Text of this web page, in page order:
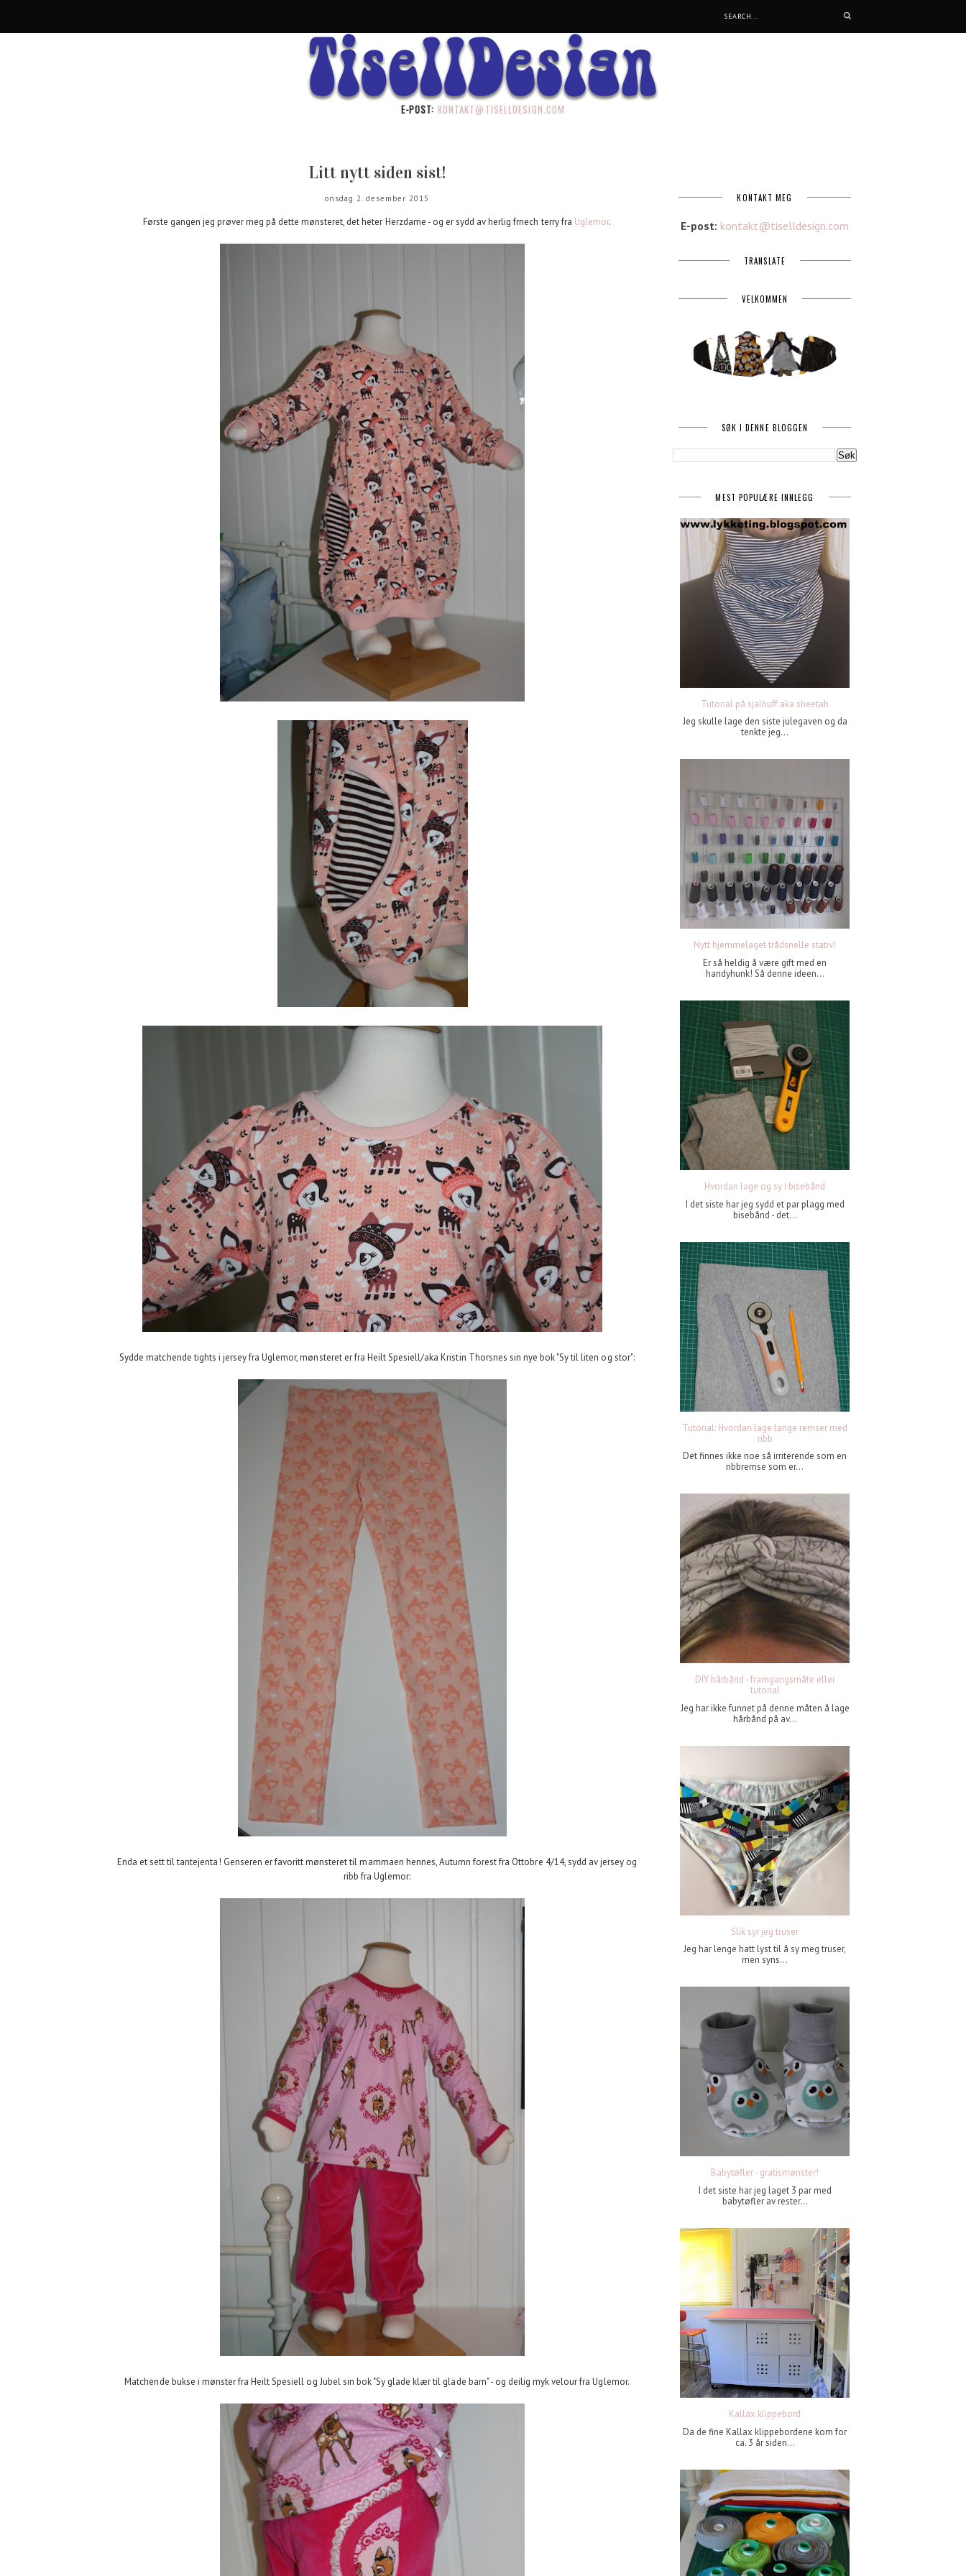
E-POST: KONTAKT@TISELLDESIGN.COM
Litt nytt siden sist!
onsdag 2. desember 2015
Første gangen jeg prøver meg på dette mønsteret, det heter Herzdame - og er sydd av herlig frnech terry fra Uglemor.
Sydde matchende tights i jersey fra Uglemor, mønsteret er fra Heilt Spesiell/aka Kristin Thorsnes sin nye bok "Sy til liten og stor":
Enda et sett til tantejenta! Genseren er favoritt mønsteret til mammaen hennes, Autumn forest fra Ottobre 4/14, sydd av jersey og
ribb fra Uglemor:
Matchende bukse i mønster fra Heilt Spesiell og Jubel sin bok "Sy glade klær til glade barn" - og deilig myk velour fra Uglemor.
KONTAKT MEG
E-post: kontakt@tiselldesign.com
TRANSLATE
VELKOMMEN
SØK I DENNE BLOGGEN
MEST POPULÆRE INNLEGG
Tutorial på sjalbuff aka sheetah
Jeg skulle lage den siste julegaven og da
tenkte jeg...
Nytt hjemmelaget trådsnelle stativ!
Er så heldig å være gift med en
handyhunk! Så denne ideen...
Hvordan lage og sy i bisebånd
I det siste har jeg sydd et par plagg med
bisebånd - det...
Tutorial: Hvordan lage lange remser med
ribb
Det finnes ikke noe så irriterende som en
ribbremse som er...
DIY hårbånd - framgangsmåte eller
tutorial
Jeg har ikke funnet på denne måten å lage
hårbånd på av...
Slik syr jeg truser
Jeg har lenge hatt lyst til å sy meg truser,
men syns...
Babytøfler - gratismønster!
I det siste har jeg laget 3 par med
babytøfler av rester...
Kallax klippebord
Da de fine Kallax klippebordene kom for
ca. 3 år siden...